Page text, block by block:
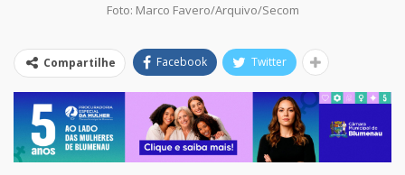
Foto: Marco Favero/Arquivo/Secom
Compartilhe Facebook Twitter